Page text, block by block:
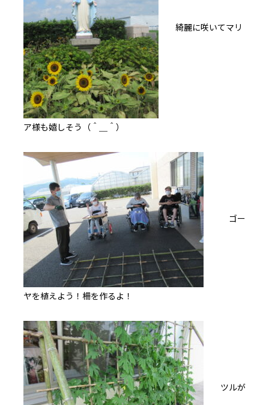
綺麗に咲いてマリ
ア様も嬉しそう（＾＿＾）
ゴー
ヤを植えよう！柵を作るよ！
ツルが